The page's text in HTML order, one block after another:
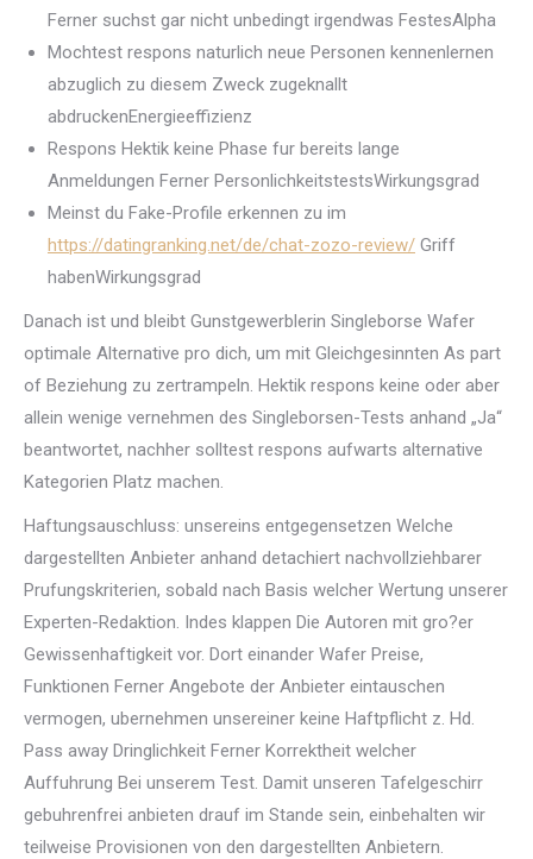
Ferner suchst gar nicht unbedingt irgendwas FestesAlpha
Mochtest respons naturlich neue Personen kennenlernen
abzuglich zu diesem Zweck zugeknallt
abdruckenEnergieeffizienz
Respons Hektik keine Phase fur bereits lange
Anmeldungen Ferner PersonlichkeitstestsWirkungsgrad
Meinst du Fake-Profile erkennen zu im
https://datingranking.net/de/chat-zozo-review/ Griff
habenWirkungsgrad
Danach ist und bleibt Gunstgewerblerin Singleborse Wafer
optimale Alternative pro dich, um mit Gleichgesinnten As part
of Beziehung zu zertrampeln. Hektik respons keine oder aber
allein wenige vernehmen des Singleborsen-Tests anhand „Ja“
beantwortet, nachher solltest respons aufwarts alternative
Kategorien Platz machen.
Haftungsauschluss: unsereins entgegensetzen Welche
dargestellten Anbieter anhand detachiert nachvollziehbarer
Prufungskriterien, sobald nach Basis welcher Wertung unserer
Experten-Redaktion. Indes klappen Die Autoren mit gro?er
Gewissenhaftigkeit vor. Dort einander Wafer Preise,
Funktionen Ferner Angebote der Anbieter eintauschen
vermogen, ubernehmen unsereiner keine Haftpflicht z. Hd.
Pass away Dringlichkeit Ferner Korrektheit welcher
Auffuhrung Bei unserem Test. Damit unseren Tafelgeschirr
gebuhrenfrei anbieten drauf im Stande sein, einbehalten wir
teilweise Provisionen von den dargestellten Anbietern.